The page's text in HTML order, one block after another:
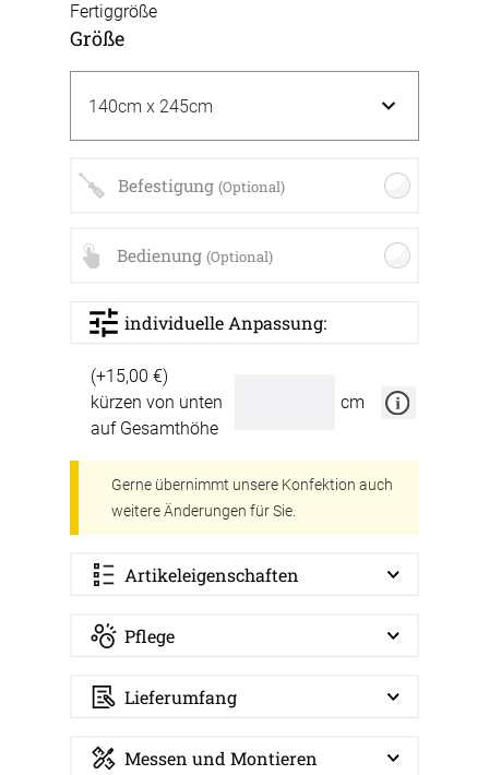
Fertiggröße
Größe
Befestigung (Optional)
Bedienung (Optional)
individuelle Anpassung:
(+15,00 €)
kürzen von unten
auf Gesamthöhe
cm
Gerne übernimmt unsere Konfektion auch
weitere Änderungen für Sie.
Artikeleigenschaften
Pflege
Lieferumfang
Messen und Montieren